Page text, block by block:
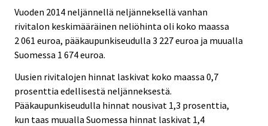
Vuoden 2014 neljännellä neljänneksellä vanhan
rivitalon keskimääräinen neliöhinta oli koko maassa
2 061 euroa, pääkaupunkiseudulla 3 227 euroa ja muualla
Suomessa 1 674 euroa.
Uusien rivitalojen hinnat laskivat koko maassa 0,7
prosenttia edellisestä neljänneksestä.
Pääkaupunkiseudulla hinnat nousivat 1,3 prosenttia,
kun taas muualla Suomessa hinnat laskivat 1,4